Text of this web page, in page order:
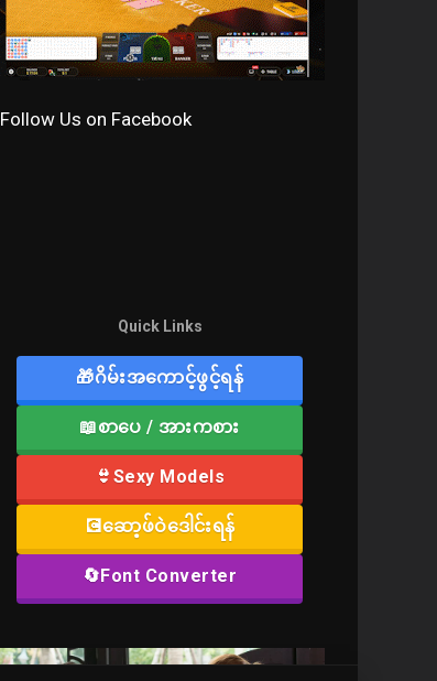
Follow Us on Facebook
Quick Links
🎁ဂိမ်းအကောင့်ဖွင့်ရန်
📖စာပေ / အားကစား
👙Sexy Models
💽ဆော့ဖ်ဝဲဒေါင်းရန်
🔄Font Converter